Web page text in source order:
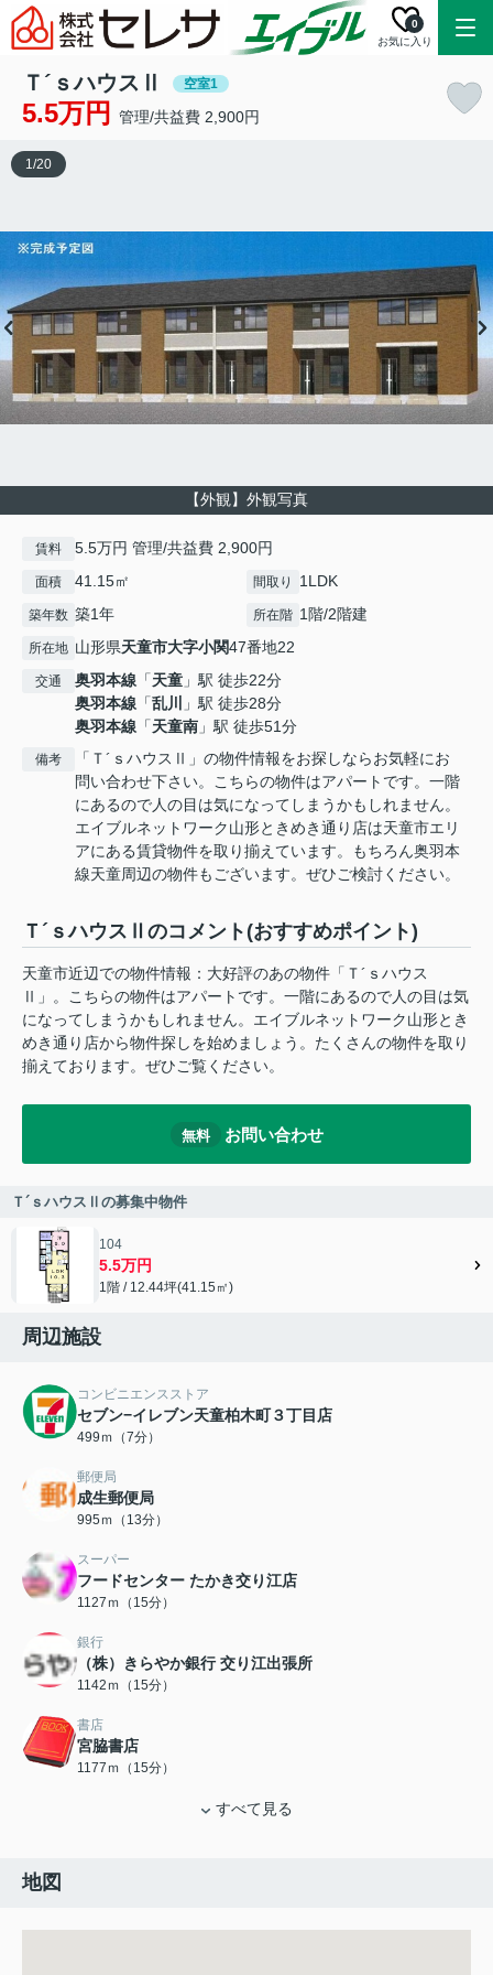
お気に入り
0
Ｔ´ｓハウスⅡ 空室1
5.5万円 管理/共益費 2,900円
【外観】外観写真
1/20
賃料 5.5万円 管理/共益費 2,900円
面積 41.15㎡ 間取り 1LDK
築年数 築1年 所在階 1階/2階建
所在地 山形県天童市大字小関47番地22
交通 奥羽本線 「天童 」駅 徒歩22分
奥羽本線 「乱川
」駅 徒歩28分
奥羽本線 「天童南 」駅 徒歩51分
備考
「Ｔ´ｓハウスⅡ」の物件情報をお探しならお気軽にお
問い合わせ下さい。こちらの物件はアパートです。一階
にあるので人の目は気になってしまうかもしれません。
エイブルネットワーク山形ときめき通り店は天童市エリ
アにある賃貸物件を取り揃えています。もちろん奥羽本
線天童周辺の物件もございます。ぜひご検討ください。
Ｔ´ｓハウスⅡのコメント(おすすめポイント)
天童市近辺での物件情報：大好評のあの物件「Ｔ´ｓハウス
Ⅱ」。こちらの物件はアパートです。一階にあるので人の目は気
になってしまうかもしれません。エイブルネットワーク山形とき
めき通り店から物件探しを始めましょう。たくさんの物件を取り
揃えております。ぜひご覧ください。
無料 お問い合わせ
Ｔ´ｓハウスⅡの募集中物件
104
5.5万円
1階 / 12.44坪(41.15㎡)
周辺施設
コンビニエンスストア
セブン−イレブン天童柏木町３丁目店
499ｍ（7分）
郵便局
成生郵便局
995ｍ（13分）
スーパー
フードセンター たかき交り江店
1127ｍ（15分）
銀行
（株）きらやか銀行 交り江出張所
1142ｍ（15分）
書店
宮脇書店
1177ｍ（15分）
すべて見る
地図